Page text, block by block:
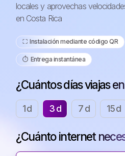
locales y aprovechas
en Costa Rica
⛶️️ Instalación mediante código QR
⏱️️ Entrega instantánea
¿Cuántos días viajas
1 d 3 d 7 d 15 d
¿Cuánto internet